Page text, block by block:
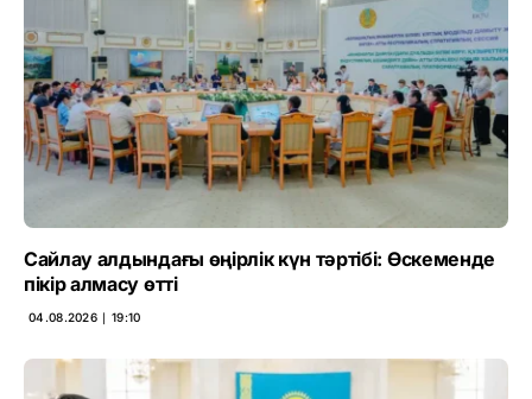
Сайлау алдындағы өңірлік күн тәртібі: Өскеменде
пікір алмасу өтті
04.08.2026 ∣ 19:10